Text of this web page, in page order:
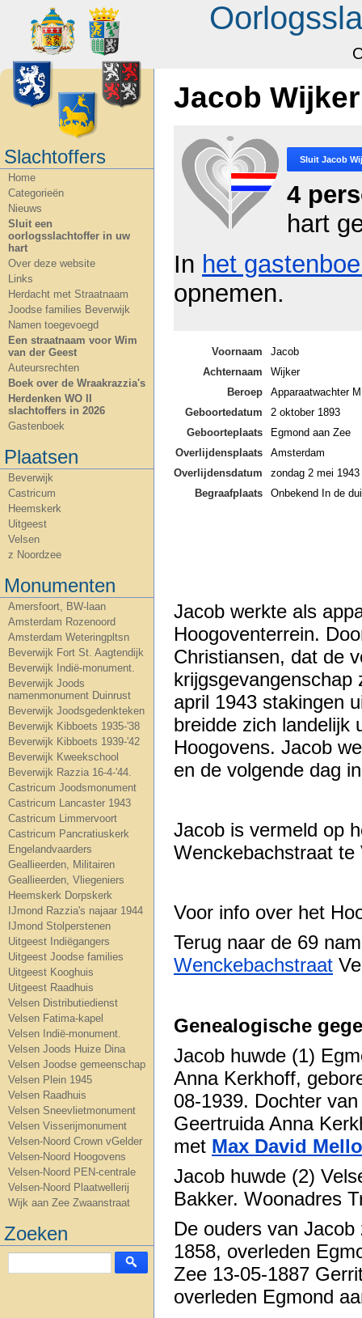
Slachtoffers
Home
Categorieën
Nieuws
Sluit een
oorlogsslachtoffer in uw
hart
Over deze website
Links
Herdacht met Straatnaam
Joodse families Beverwijk
Namen toegevoegd
Een straatnaam voor Wim
van der Geest
Auteursrechten
Boek over de Wraakrazzia's
Herdenken WO II
slachtoffers in 2026
Gastenboek
Plaatsen
Beverwijk
Castricum
Heemskerk
Uitgeest
Velsen
z Noordzee
Monumenten
Amersfoort, BW-laan
Amsterdam Rozenoord
Amsterdam Weteringpltsn
Beverwijk Fort St. Aagtendijk
Beverwijk Indië-monument.
Beverwijk Joods
namenmonument Duinrust
Beverwijk Joodsgedenkteken
Beverwijk Kibboets 1935-'38
Beverwijk Kibboets 1939-'42
Beverwijk Kweekschool
Beverwijk Razzia 16-4-'44.
Castricum Joodsmonument
Castricum Lancaster 1943
Castricum Limmervoort
Castricum Pancratiuskerk
Engelandvaarders
Geallieerden, Militairen
Geallieerden, Vliegeniers
Heemskerk Dorpskerk
IJmond Razzia's najaar 1944
IJmond Stolperstenen
Uitgeest Indiëgangers
Uitgeest Joodse families
Uitgeest Kooghuis
Uitgeest Raadhuis
Velsen Distributiedienst
Velsen Fatima-kapel
Velsen Indië-monument.
Velsen Joods Huize Dina
Velsen Joodse gemeenschap
Velsen Plein 1945
Velsen Raadhuis
Velsen Sneevlietmonument
Velsen Visserijmonument
Velsen-Noord Crown vGelder
Velsen-Noord Hoogovens
Velsen-Noord PEN-centrale
Velsen-Noord Plaatwellerij
Wijk aan Zee Zwaanstraat
Zoeken
Jacob Wijker
Sluit Jacob
4
hart
In het
opnemen.
Voornaam
Jacob
Achternaam
Wijker
Beroep
Apparaatwachter
Geboortedatum
2 oktober 1893
Geboorteplaats
Egmond aan Zee
Overlijdensplaats
Amsterdam
Overlijdensdatum
zondag 2 mei 1943
Begraafplaats
Onbekend In de
Jacob werkte als
Hoogoventerrein.
Christiansen, dat de
krijgsgevangenschap
april 1943 stakingen
breidde zich landelijk
Hoogovens. Jacob
en de volgende dag
Jacob is vermeld op
Wenckebachstraat te
Voor info over het
Terug naar de 69
Wenckebachstraat
Genealogische
Jacob huwde (1)
Anna Kerkhoff,
08-1939. Dochter
Geertruida Anna
met Max David Mello
Jacob huwde (2)
Bakker. Woonadres
De ouders van
1858, overleden
Zee 13-05-1887
overleden Egmond